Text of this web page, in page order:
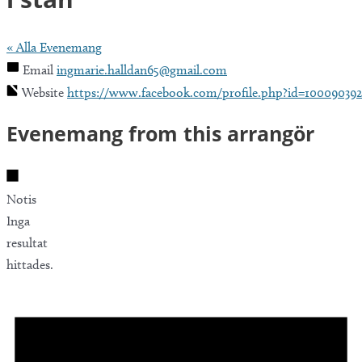
« Alla Evenemang
Email ingmarie.halldan65@gmail.com
Website https://www.facebook.com/
Evenemang from this arrangör
Notis
Inga
resultat
hittades.